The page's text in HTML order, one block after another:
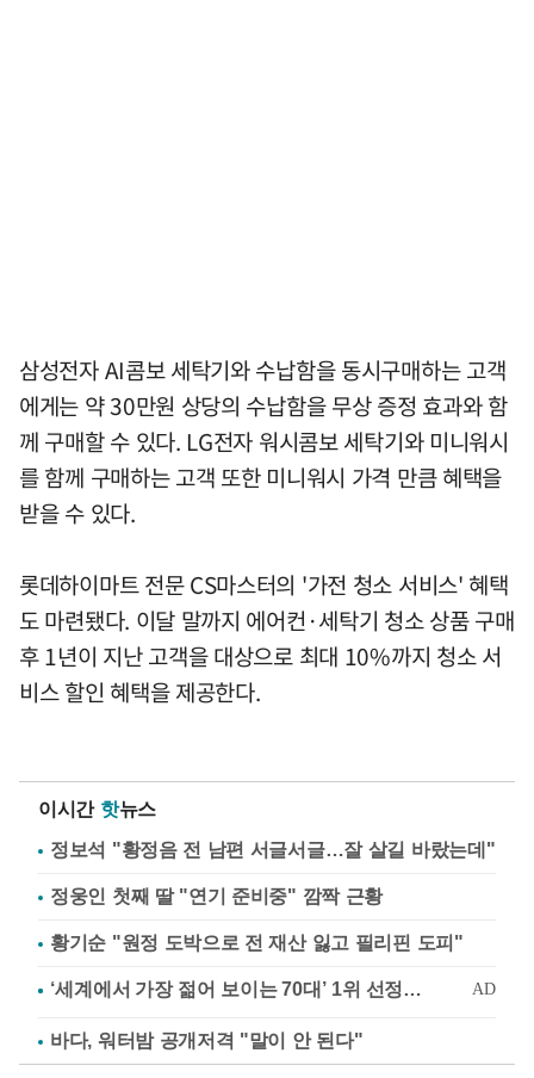
삼성전자 AI콤보 세탁기와 수납함을 동시구매하는 고객
에게는 약 30만원 상당의 수납함을 무상 증정 효과와 함
께 구매할 수 있다. LG전자 워시콤보 세탁기와 미니워시
를 함께 구매하는 고객 또한 미니워시 가격 만큼 혜택을
받을 수 있다.
롯데하이마트 전문 CS마스터의 '가전 청소 서비스' 혜택
도 마련됐다. 이달 말까지 에어컨·세탁기 청소 상품 구매
후 1년이 지난 고객을 대상으로 최대 10%까지 청소 서
비스 할인 혜택을 제공한다.
이시간 핫뉴스
정보석 "황정음 전 남편 서글서글…잘 살길 바랐는데"
정웅인 첫째 딸 "연기 준비중" 깜짝 근황
황기순 "원정 도박으로 전 재산 잃고 필리핀 도피"
바다, 워터밤 공개저격 "말이 안 된다"